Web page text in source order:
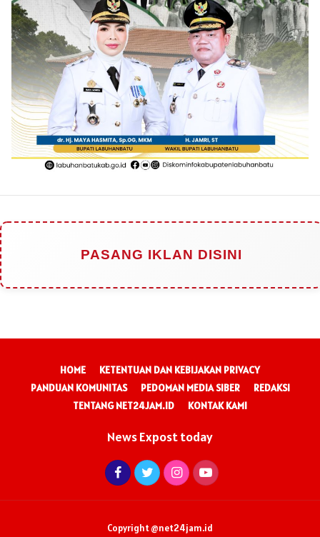
PASANG IKLAN DISINI
HOME
KETENTUAN DAN KEBIJAKAN PRIVACY
PANDUAN KOMUNITAS
PEDOMAN MEDIA SIBER
REDAKSI
TENTANG NET24JAM.ID
KONTAK KAMI
News Expost today
Copyright @net24jam.id